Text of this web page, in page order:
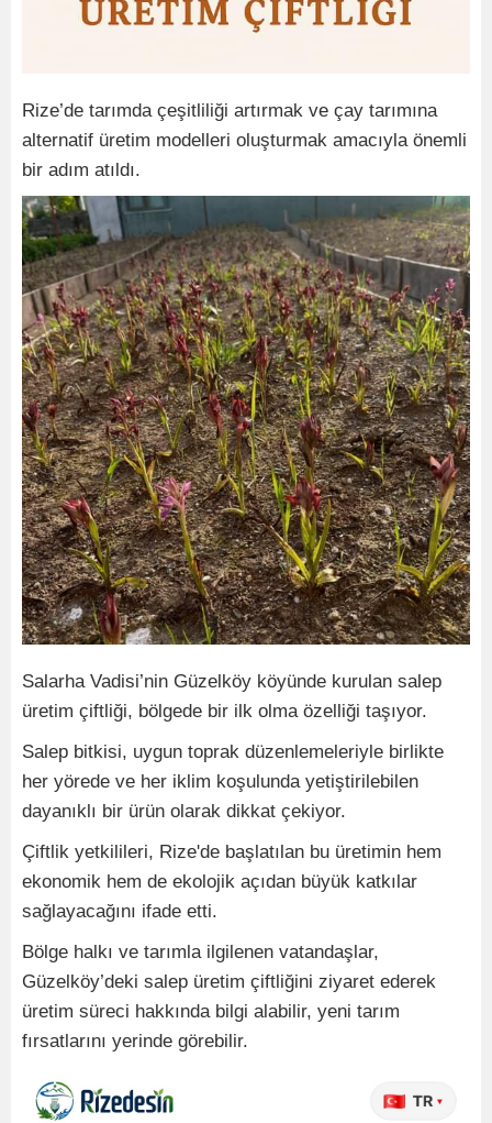
Rize’de tarımda çeşitliliği artırmak ve çay tarımına
alternatif üretim modelleri oluşturmak amacıyla önemli
bir adım atıldı.
Salarha Vadisi’nin Güzelköy köyünde kurulan salep
üretim çiftliği, bölgede bir ilk olma özelliği taşıyor.
Salep bitkisi, uygun toprak düzenlemeleriyle birlikte
her yörede ve her iklim koşulunda yetiştirilebilen
dayanıklı bir ürün olarak dikkat çekiyor.
Çiftlik yetkilileri, Rize'de başlatılan bu üretimin hem
ekonomik hem de ekolojik açıdan büyük katkılar
sağlayacağını ifade etti.
Bölge halkı ve tarımla ilgilenen vatandaşlar,
Güzelköy’deki salep üretim çiftliğini ziyaret ederek
üretim süreci hakkında bilgi alabilir, yeni tarım
fırsatlarını yerinde görebilir.